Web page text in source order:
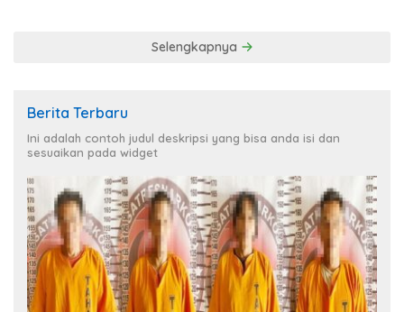
Selengkapnya
Berita Terbaru
Ini adalah contoh judul deskripsi yang bisa anda isi dan
sesuaikan pada widget